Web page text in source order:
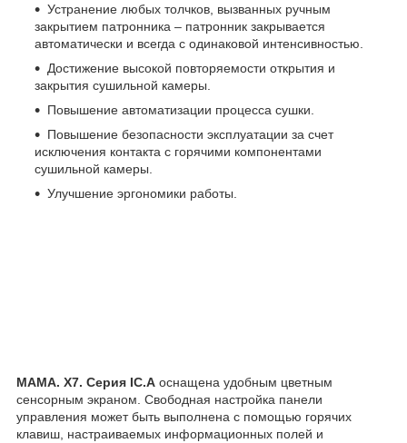
Устранение любых толчков, вызванных ручным
закрытием патронника – патронник закрывается
автоматически и всегда с одинаковой интенсивностью.
Достижение высокой повторяемости открытия и
закрытия сушильной камеры.
Повышение автоматизации процесса сушки.
Повышение безопасности эксплуатации за счет
исключения контакта с горячими компонентами
сушильной камеры.
Улучшение эргономики работы.
МАМА. Х7. Серия IC.A оснащена удобным цветным
сенсорным экраном. Свободная настройка панели
управления может быть выполнена с помощью горячих
клавиш, настраиваемых информационных полей и